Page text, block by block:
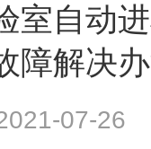
室自动
障解决
2021-07-